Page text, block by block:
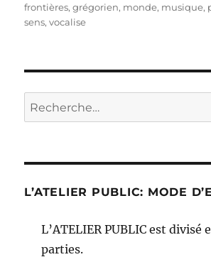
le
frontières,grégorien, monde, musique,
sens,vocalise
Recherche
pour :
L’ATELIER PUBLIC: MODE
L’ATELIER PUBLIC est divisé
parties.